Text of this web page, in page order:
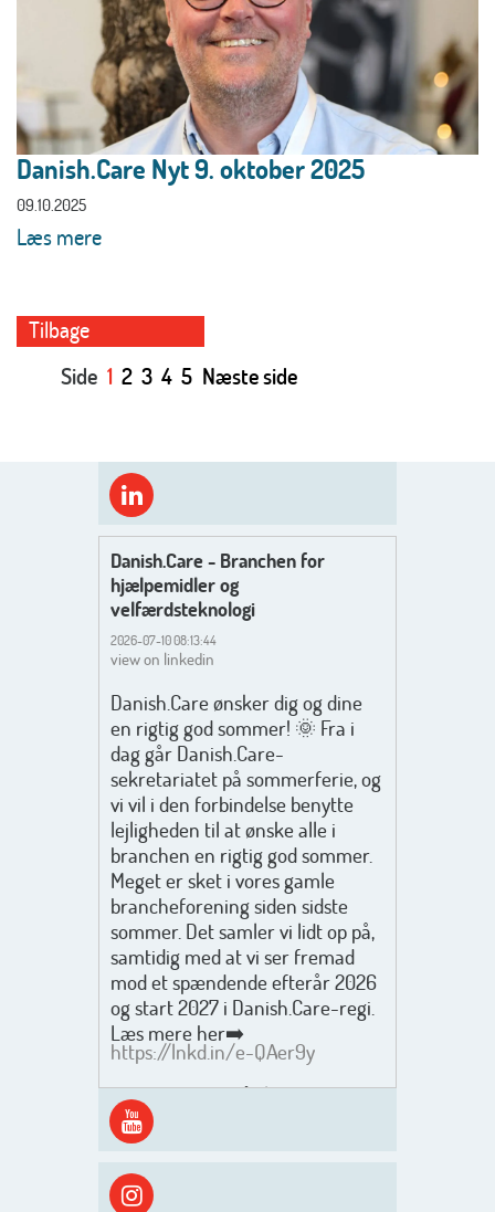
Danish.Care Nyt 9. oktober 2025
09.10.2025
Læs mere
Tilbage
Side 1 2 3 4 5 Næste side
Danish.Care - Branchen for
hjælpemidler og
velfærdsteknologi
2026-07-10 08:13:44
view on linkedin
Danish.Care ønsker dig og dine
en rigtig god sommer! 🌞 Fra i
dag går Danish.Care-
sekretariatet på sommerferie, og
vi vil i den forbindelse benytte
lejligheden til at ønske alle i
branchen en rigtig god sommer.
Meget er sket i vores gamle
brancheforening siden sidste
sommer. Det samler vi lidt op på,
samtidig med at vi ser fremad
mod et spændende efterår 2026
og start 2027 i Danish.Care-regi.
Læs mere her➡️
https://lnkd.in/e-QAer9y
Men inden det går løs med en
spændende og aktivt
efterårsæson, så går turen først
ud i solen, ned til vandet og ind i
skyggen igen. Danish.Care holder